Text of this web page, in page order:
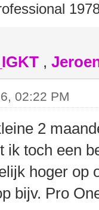
,
02:22 PM
2
ik toch een
hoger op
bijv. Pro